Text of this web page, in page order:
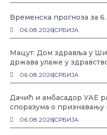
Временска прогноза за 6.
06.08.2026СРБИЈА
Мацут: Дом здравља у
држава улаже у
06.08.2026СРБИЈА
Дачић и амбасадор УАЕ
споразума о признавању
06.08.2026СРБИЈА